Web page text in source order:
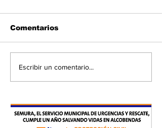
Comentarios
Escribir un comentario...